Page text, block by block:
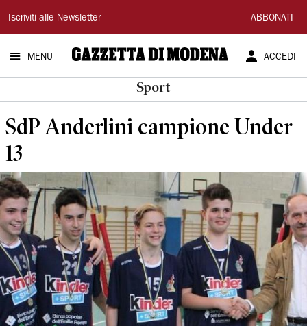
Gazzetta
di
Modena
Iscriviti alle Newsletter ABBONATI
MENU ACCEDI
Sport
SdP Anderlini campione Under
13